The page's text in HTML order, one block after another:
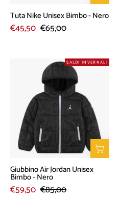
Tuta Nike Unisex Bimbo - Nero
€45,50 €65,00
Giubbino
Air
Jordan
Unisex
Bimbo
Nero
SALDI INVERNALI
Giubbino Air Jordan Unisex
Bimbo - Nero
€59,50 €85,00